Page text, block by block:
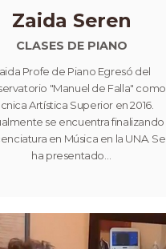
Zaida Seren
CLASES DE PIANO
Profe de Piano Egresó del
"Manuel de Falla" como
Artística Superior en 2016.
se encuentra finalizando
en Música en la UNA. Se
ha presentado…